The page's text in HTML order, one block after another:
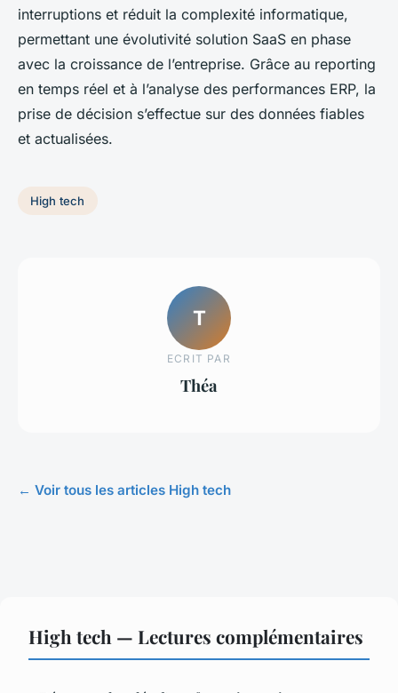
interruptions et réduit la complexité informatique,
permettant une évolutivité solution SaaS en phase
avec la croissance de l’entreprise. Grâce au reporting
en temps réel et à l’analyse des performances ERP, la
prise de décision s’effectue sur des données fiables
et actualisées.
High tech
T
ECRIT PAR
Théa
← Voir tous les articles High tech
High tech — Lectures complémentaires